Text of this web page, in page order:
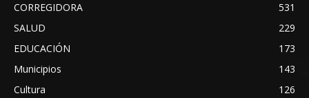
CORREGIDORA
531
SALUD
229
EDUCACIÓN
173
Municipios
143
Cultura
126